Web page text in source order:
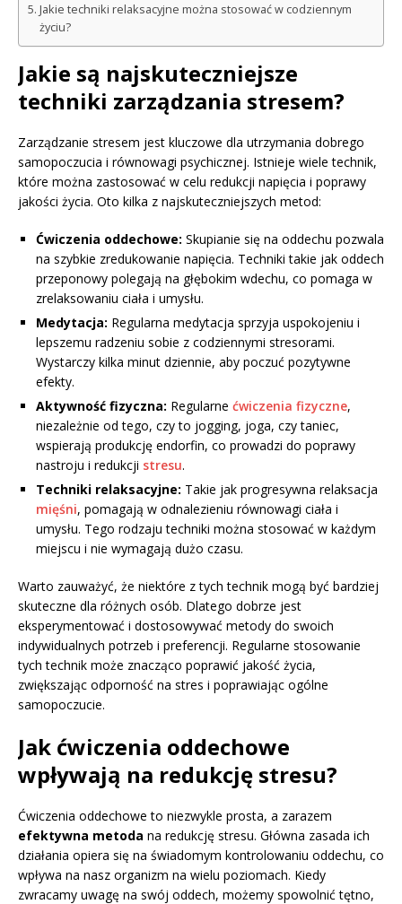
Jakie techniki relaksacyjne można stosować w codziennym
życiu?
Jakie są najskuteczniejsze
techniki zarządzania stresem?
Zarządzanie stresem jest kluczowe dla utrzymania dobrego
samopoczucia i równowagi psychicznej. Istnieje wiele technik,
które można zastosować w celu redukcji napięcia i poprawy
jakości życia. Oto kilka z najskuteczniejszych metod:
Ćwiczenia oddechowe: Skupianie się na oddechu pozwala
na szybkie zredukowanie napięcia. Techniki takie jak oddech
przeponowy polegają na głębokim wdechu, co pomaga w
zrelaksowaniu ciała i umysłu.
Medytacja: Regularna medytacja sprzyja uspokojeniu i
lepszemu radzeniu sobie z codziennymi stresorami.
Wystarczy kilka minut dziennie, aby poczuć pozytywne
efekty.
Aktywność fizyczna: Regularne ćwiczenia fizyczne,
niezależnie od tego, czy to jogging, joga, czy taniec,
wspierają produkcję endorfin, co prowadzi do poprawy
nastroju i redukcji stresu.
Techniki relaksacyjne: Takie jak progresywna relaksacja
mięśni, pomagają w odnalezieniu równowagi ciała i
umysłu. Tego rodzaju techniki można stosować w każdym
miejscu i nie wymagają dużo czasu.
Warto zauważyć, że niektóre z tych technik mogą być bardziej
skuteczne dla różnych osób. Dlatego dobrze jest
eksperymentować i dostosowywać metody do swoich
indywidualnych potrzeb i preferencji. Regularne stosowanie
tych technik może znacząco poprawić jakość życia,
zwiększając odporność na stres i poprawiając ogólne
samopoczucie.
Jak ćwiczenia oddechowe
wpływają na redukcję stresu?
Ćwiczenia oddechowe to niezwykle prosta, a zarazem
efektywna metoda na redukcję stresu. Główna zasada ich
działania opiera się na świadomym kontrolowaniu oddechu, co
wpływa na nasz organizm na wielu poziomach. Kiedy
zwracamy uwagę na swój oddech, możemy spowolnić tętno,